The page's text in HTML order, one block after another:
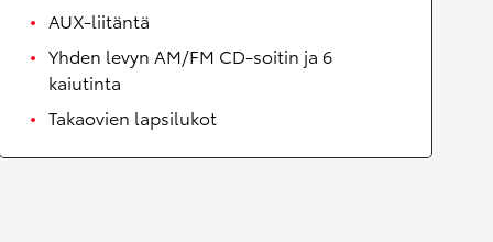
AUX-liitäntä
Yhden levyn AM/FM CD-soitin ja 6
kaiutinta
Takaovien lapsilukot